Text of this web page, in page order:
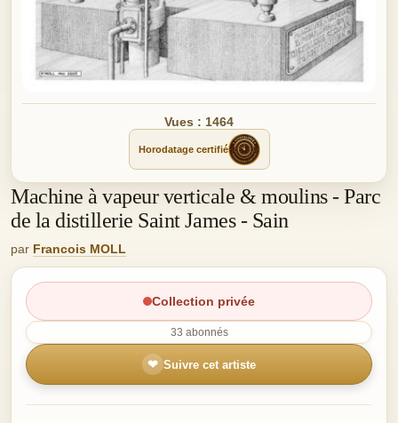
Vues : 1464
Horodatage certifié
Machine à vapeur verticale & moulins - Parc
de la distillerie Saint James - Sain
par Francois MOLL
Collection privée
33 abonnés
❤ Suivre cet artiste